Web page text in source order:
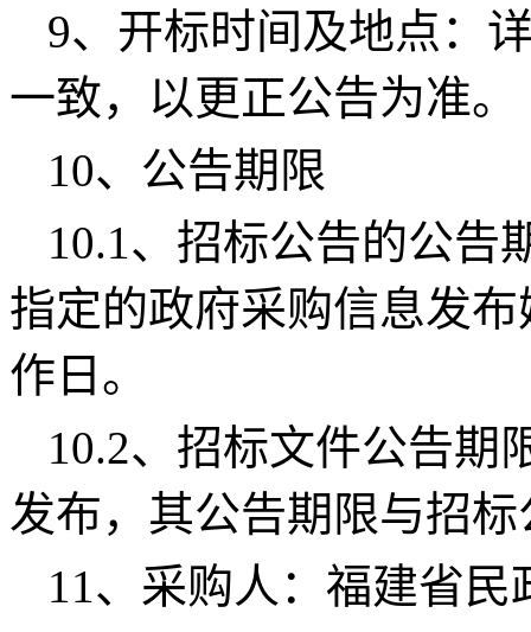
9、开标时间及地点：
一致，以更正公告为准。
10、公告期限
10.1、招标公告的公告
指定的政府采购信息发
作日。
10.2、招标文件公告期
发布，其公告期限与招
11、采购人： 福建省民